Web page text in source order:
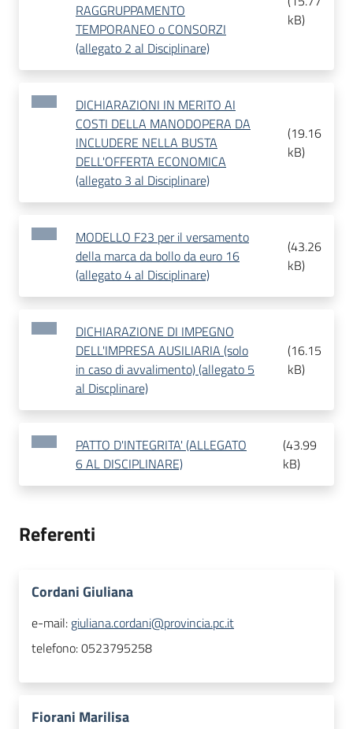
RAGGRUPPAMENTO
TEMPORANEO o CONSORZI
(allegato 2 al Disciplinare)
kB)
DICHIARAZIONI IN MERITO AI
COSTI DELLA MANODOPERA DA
INCLUDERE NELLA BUSTA
DELL'OFFERTA ECONOMICA
(allegato 3 al Disciplinare)
(19.16
kB)
MODELLO F23 per il versamento
della marca da bollo da euro 16
(allegato 4 al Disciplinare)
(43.26
kB)
DICHIARAZIONE DI IMPEGNO
DELL'IMPRESA AUSILIARIA (solo
in caso di avvalimento) (allegato 5
al Discplinare)
(16.15
kB)
PATTO D'INTEGRITA' (ALLEGATO
6 AL DISCIPLINARE)
(43.99
kB)
Referenti
Cordani Giuliana
e-mail: giuliana.cordani@provincia.pc.it
telefono:0523795258
Fiorani Marilisa